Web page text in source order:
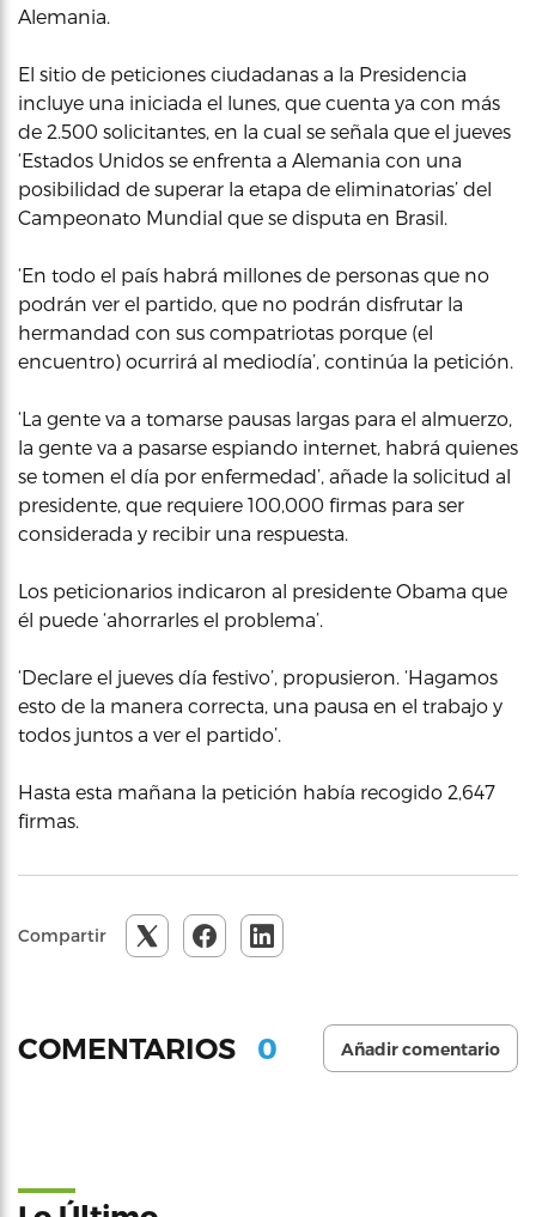
Alemania.
El sitio de peticiones ciudadanas a la Presidencia
incluye una iniciada el lunes, que cuenta ya con más
de 2.500 solicitantes, en la cual se señala que el jueves
‘Estados Unidos se enfrenta a Alemania con una
posibilidad de superar la etapa de eliminatorias’ del
Campeonato Mundial que se disputa en Brasil.
‘En todo el país habrá millones de personas que no
podrán ver el partido, que no podrán disfrutar la
hermandad con sus compatriotas porque (el
encuentro) ocurrirá al mediodía’, continúa la petición.
‘La gente va a tomarse pausas largas para el almuerzo,
la gente va a pasarse espiando internet, habrá quienes
se tomen el día por enfermedad’, añade la solicitud al
presidente, que requiere 100,000 firmas para ser
considerada y recibir una respuesta.
Los peticionarios indicaron al presidente Obama que
él puede ‘ahorrarles el problema’.
‘Declare el jueves día festivo’, propusieron. ‘Hagamos
esto de la manera correcta, una pausa en el trabajo y
todos juntos a ver el partido’.
Hasta esta mañana la petición había recogido 2,647
firmas.
Compartir
COMENTARIOS 0 Añadir comentario